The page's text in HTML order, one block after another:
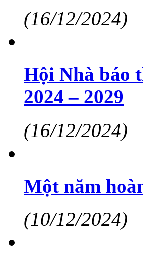
(16/12/2024)
Hội Nhà báo
2024 – 2029
(16/12/2024)
Một năm
(10/12/2024)